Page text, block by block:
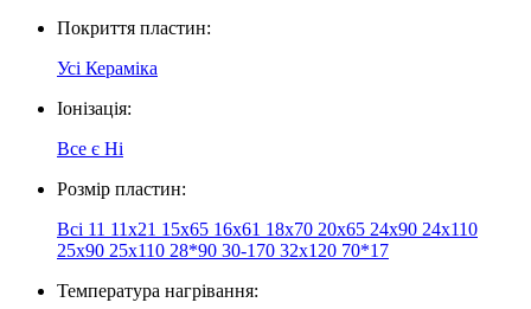
Покриття пластин:
Усі Кераміка
Іонізація:
Все є Ні
Розмір пластин:
Всі 11 11х21 15x65 16x61 18x70 20х65 24x90 24х110
25x90 25х110 28*90 30-170 32х120 70*17
Температура нагрівання: